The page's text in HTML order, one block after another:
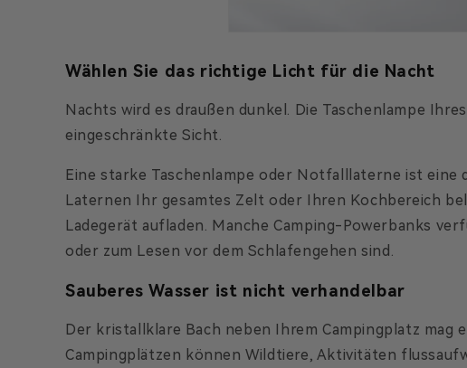
Wählen Sie das richtige Licht für die Nacht
Nachts wird es draußen dunkel. Die Taschenlampe
eingeschränkte Sicht.
Eine starke Taschenlampe oder Notfalllaterne ist eine
Laternen Ihr gesamtes Zelt oder Ihren Kochbereich
Ladegerät aufladen. Manche Camping-Powerbanks
oder zum Lesen vor dem Schlafengehen sind.
Sauberes Wasser ist nicht verhandelbar
Der kristallklare Bach neben Ihrem Campingplatz mag
Campingplätzen können Wildtiere, Aktivitäten